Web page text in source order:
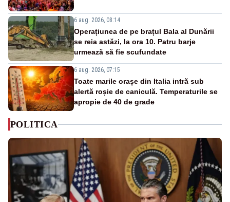
6 aug. 2026, 08:14
Operațiunea de pe brațul Bala al Dunării
se reia astăzi, la ora 10. Patru barje
urmează să fie scufundate
6 aug. 2026, 07:15
Toate marile orașe din Italia intră sub
alertă roșie de caniculă. Temperaturile se
apropie de 40 de grade
POLITICA